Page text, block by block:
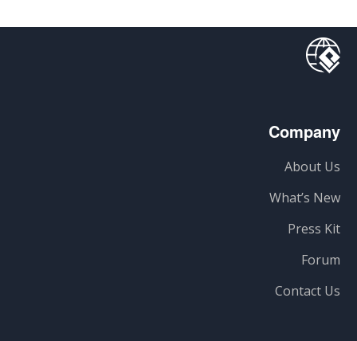
Company
About Us
What’s New
Press Kit
Forum
Contact Us